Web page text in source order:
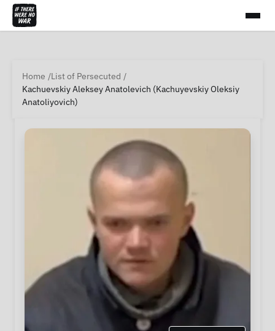
Home
List of Persecuted
Kachuevskiy Aleksey Anatolevich (Kachuyevskiy Oleksiy
Anatoliyovich)